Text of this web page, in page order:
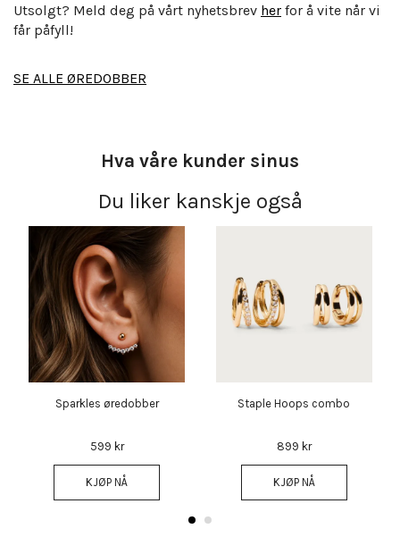
Utsolgt? Meld deg på vårt nyhetsbrev her for å vite når vi
får påfyll!
SE ALLE ØREDOBBER
Hva våre kunder sinus
Du liker kanskje også
Sparkles øredobber
599 kr
KJØP NÅ
Staple Hoops combo
899 kr
KJØP NÅ